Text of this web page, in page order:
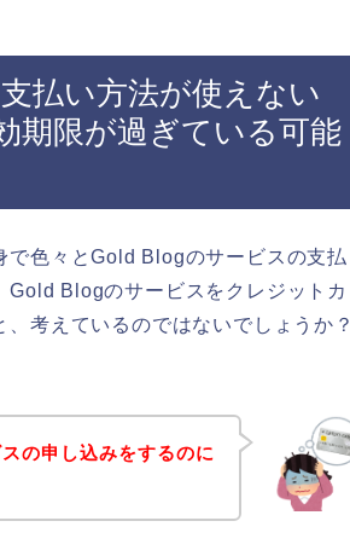
払い方法が使えない
期限が過ぎている可能
で色々とGold Blogのサービスの支払
Gold Blogのサービスをクレジットカ
考えているのではないでしょうか？
の申し込みをするのに